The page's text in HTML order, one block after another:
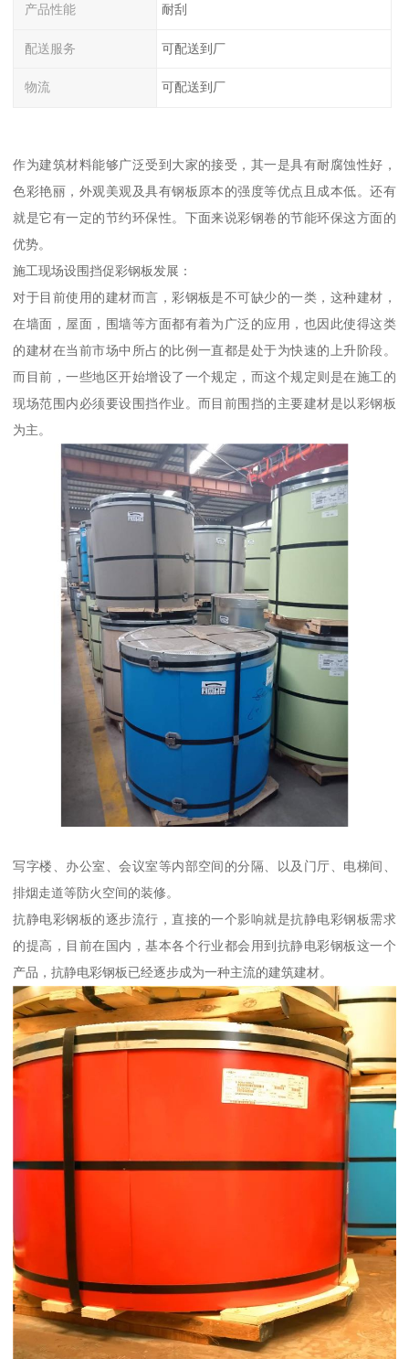
产品性能 耐刮
配送服务 可配送到厂
物流 可配送到厂
作为建筑材料能够广泛受到大家的接受，其一是具有耐腐蚀性好，
色彩艳丽，外观美观及具有钢板原本的强度等优点且成本低。还有
就是它有一定的节约环保性。下面来说彩钢卷的节能环保这方面的
优势。
施工现场设围挡促彩钢板发展：
对于目前使用的建材而言，彩钢板是不可缺少的一类，这种建材，
在墙面，屋面，围墙等方面都有着为广泛的应用，也因此使得这类
的建材在当前市场中所占的比例一直都是处于为快速的上升阶段。
而目前，一些地区开始增设了一个规定，而这个规定则是在施工的
现场范围内必须要设围挡作业。而目前围挡的主要建材是以彩钢板
为主。
写字楼、办公室、会议室等内部空间的分隔、以及门厅、电梯间、
排烟走道等防火空间的装修。
抗静电彩钢板的逐步流行，直接的一个影响就是抗静电彩钢板需求
的提高，目前在国内，基本各个行业都会用到抗静电彩钢板这一个
产品，抗静电彩钢板已经逐步成为一种主流的建筑建材。